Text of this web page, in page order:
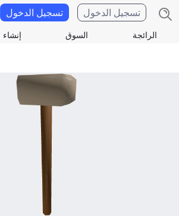
الرائجة السوق إنشاء
تسجيل الدخول تسجيل الدخول